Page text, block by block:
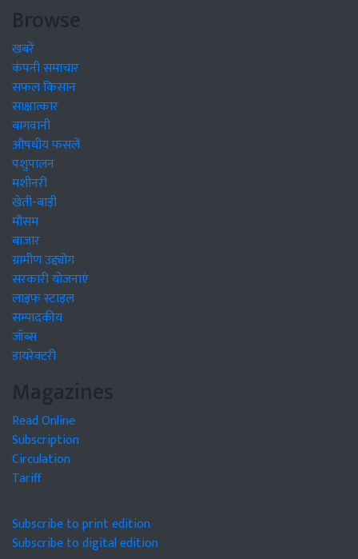
Browse
खबरें
कंपनी समाचार
सफल किसान
साक्षात्कार
बागवानी
औषधीय फसलें
पशुपालन
मशीनरी
खेती-बाड़ी
मौसम
बाजार
ग्रामीण उद्द्योग
सरकारी योजनाएं
लाइफ स्टाइल
सम्पादकीय
जॉब्स
डायरेक्टरी
Magazines
Read Online
Subscription
Circulation
Tariff
Subscribe to print edition
Subscribe to digital edition